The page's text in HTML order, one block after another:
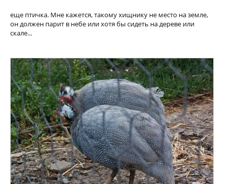
еще птичка. Мне кажется, такому хищнику не место на земле,
он должен парит в небе или хотя бы сидеть на дереве или
скале...